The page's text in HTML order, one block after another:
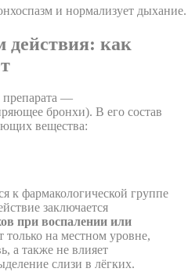
и нормализует дыхание.
действия: как
препарата —
бронхи). В его состав
вещества:
к фармакологической группе
заключается
при воспалении или
только на местном уровне,
а также не влияет
слизи в лёгких.